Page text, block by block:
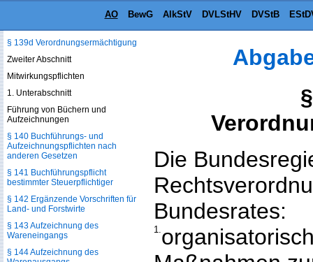
AO BewG AlkStV DVLStHV DVStB
Die
Bundesrates:
1.
§ 139d Verordnungsermächtigung
Zweiter Abschnitt
Mitwirkungspflichten
1. Unterabschnitt
Führung von Büchern und
Aufzeichnungen
§ 140 Buchführungs- und
Aufzeichnungspflichten nach
anderen Gesetzen
§ 141 Buchführungspflicht
bestimmter Steuerpflichtiger
§ 142 Ergänzende Vorschriften für
Land- und Forstwirte
§ 143 Aufzeichnung des
Wareneingangs
§ 144 Aufzeichnung des